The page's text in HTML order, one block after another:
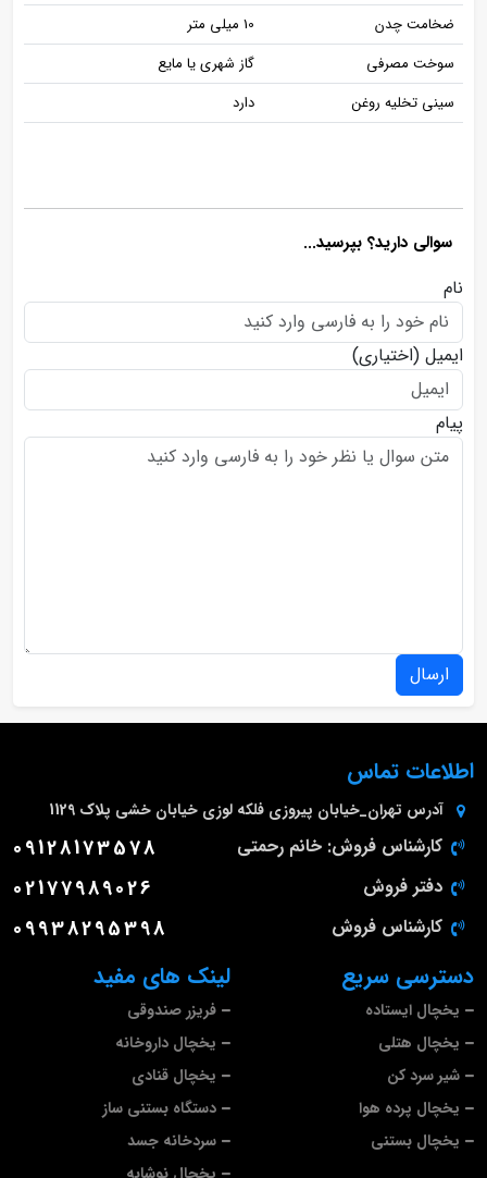
ضخامت چدن
10 میلی متر
سوخت مصرفی
گاز شهری یا مایع
سینی تخلیه روغن
دارد
سوالی دارید؟ بپرسید...
نام
ایمیل (اختیاری)
پیام
ارسال
لینک های مفید
فریزر صندوقی
یخچال داروخانه
یخچال قنادی
دستگاه بستنی ساز
سردخانه جسد
دسترسی سریع
یخچال ایستاده
یخچال هتلی
شیر سرد کن
یخچال پرده هوا
یخچال بستنی
اطلاعات تماس
آدرس تهران_خیابان پیروزی فلکه لوزی خیابان خشی پلاک 1129
کارشناس فروش: خانم رحمتی 09128173578
دفتر فروش 02177989026
کارشناس فروش 09938295398